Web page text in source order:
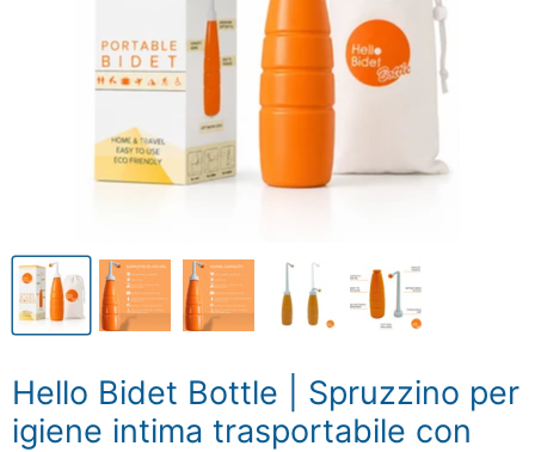
Hello Bidet Bottle | Spruzzino per
igiene intima trasportabile con